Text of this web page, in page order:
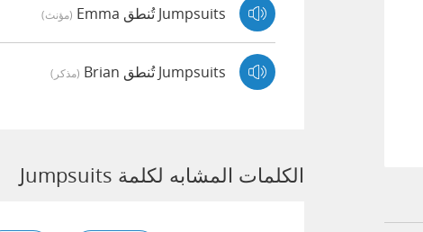
Jumpsuits تُنطق Emma (مؤنث)
Jumpsuits تُنطق Brian (مذكر)
الكلمات المشابه لكلمة Jumpsuits